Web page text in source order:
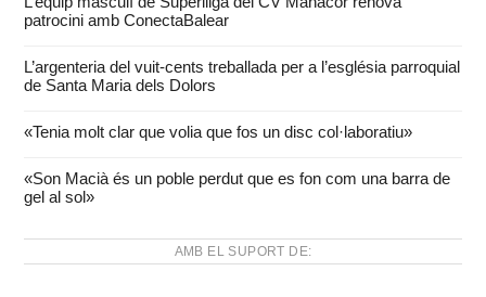
patrocini amb ConectaBalear
L’argenteria del vuit-cents treballada per a l’església parroquial
de Santa Maria dels Dolors
«Tenia molt clar que volia que fos un disc col·laboratiu»
«Son Macià és un poble perdut que es fon com una barra de
gel al sol»
AMB EL SUPORT DE: